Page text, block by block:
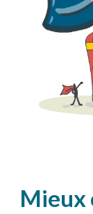
Mieux